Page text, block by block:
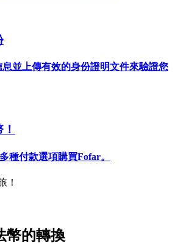
南並上傳有效的身份證明文件來驗證您
種付款選項購買Fofar。
！
幣的轉換